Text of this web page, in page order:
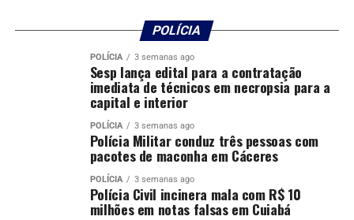
POLÍCIA
POLÍCIA 3 semanas ago
Sesp lança edital para a contratação
imediata de técnicos em necropsia para a
capital e interior
POLÍCIA 3 semanas ago
Polícia Militar conduz três pessoas com
pacotes de maconha em Cáceres
POLÍCIA 3 semanas ago
Polícia Civil incinera mala com R$ 10
milhões em notas falsas em Cuiabá